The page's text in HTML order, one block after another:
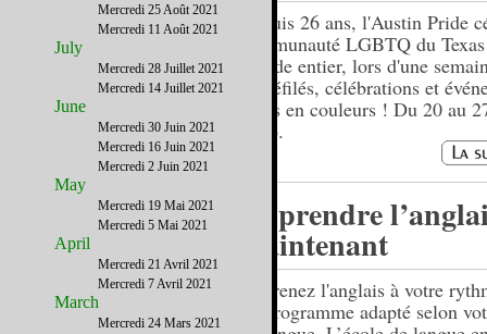
Depuis 26 ans, l'Austin Pride
communauté LGBTQ du
monde entier, lors d'une
de défilés, célébrations et
hauts en couleurs ! Du 20 au
2016.
Apprendre
maintenant
Apprenez l'anglais à votre
un programme adapté selon
Mercredi 25 Août 2021
Mercredi 11 Août 2021
July
Mercredi 28 Juillet 2021
Mercredi 14 Juillet 2021
June
Mercredi 30 Juin 2021
Mercredi 16 Juin 2021
Mercredi 2 Juin 2021
May
Mercredi 19 Mai 2021
Mercredi 5 Mai 2021
April
Mercredi 21 Avril 2021
Mercredi 7 Avril 2021
March
Mercredi 24 Mars 2021